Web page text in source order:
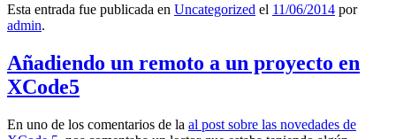
Esta entrada fue publicada en Uncategorized el 11/06/2014 por
admin.
Añadiendo un remoto a un proyecto en
XCode5
En uno de los comentarios de la al post sobre las novedades de